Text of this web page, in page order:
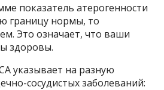
показатель атерогенности
границу нормы, то
Это означает, что ваши
здоровы.
указывает на разную
сосудистых заболеваний: